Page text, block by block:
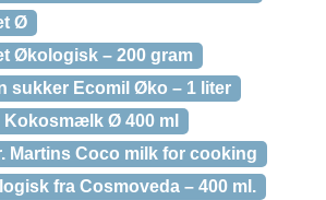
Ø
Økologisk – 200 gram
sukker Ecomil Øko – 1 liter
Kokosmælk Ø 400 ml
Martins Coco milk for cooking
fra Cosmoveda – 400 ml.